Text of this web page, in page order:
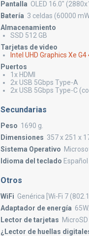
Pantalla OLED 16.0"
Batería 3 celdas (60000
Almacenamiento
SSD 512 GB
Tarjetas de video
Intel UHD Graphics Xe
Puertos
1x HDMI
2x USB 5Gbps Type-A
2x USB 5Gbps Type-C
Secundarias
Peso 1690 g.
Dimensiones 357 x 251 x
Sistema Operativo
Idioma del teclado Español
Otros
WiFi Genérica [Wi-Fi 7
Adaptador de energía 65W.
Lector de tarjetas MicroSD
¿Lector de huellas